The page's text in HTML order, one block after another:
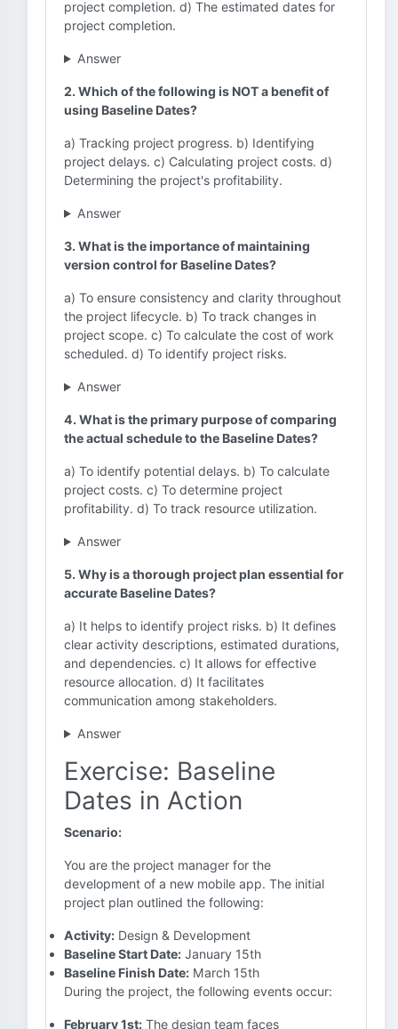
project completion. d) The estimated dates for
project completion.
Answer
2. Which of the following is NOT a benefit of
using Baseline Dates?
a) Tracking project progress. b) Identifying
project delays. c) Calculating project costs. d)
Determining the project's profitability.
Answer
3. What is the importance of maintaining
version control for Baseline Dates?
a) To ensure consistency and clarity throughout
the project lifecycle. b) To track changes in
project scope. c) To calculate the cost of work
scheduled. d) To identify project risks.
Answer
4. What is the primary purpose of comparing
the actual schedule to the Baseline Dates?
a) To identify potential delays. b) To calculate
project costs. c) To determine project
profitability. d) To track resource utilization.
Answer
5. Why is a thorough project plan essential for
accurate Baseline Dates?
a) It helps to identify project risks. b) It defines
clear activity descriptions, estimated durations,
and dependencies. c) It allows for effective
resource allocation. d) It facilitates
communication among stakeholders.
Answer
Exercise: Baseline
Dates in Action
Scenario:
You are the project manager for the
development of a new mobile app. The initial
project plan outlined the following:
Activity: Design & Development
Baseline Start Date: January 15th
Baseline Finish Date: March 15th
During the project, the following events occur:
February 1st: The design team faces